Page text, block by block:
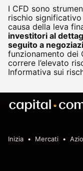
I CFD sono
rischio
causa della leva
investitori al
seguito a
funzionamento dei
correre l’elevato
Informativa sui
Inizia Mercati